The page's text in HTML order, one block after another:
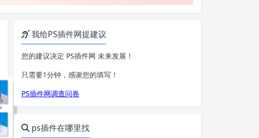
我给PS插件网提建议
您的建议决定 PS插件网 未来发展！
只需要1分钟，感谢您的填写！
PS插件网调查问卷
ps插件在哪里找